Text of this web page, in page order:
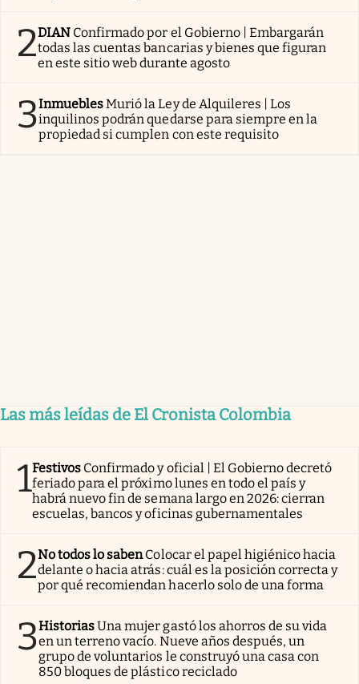
2DIAN Confirmado por el Gobierno | Embargarán
todas las cuentas bancarias y bienes que figuran
en este sitio web durante agosto
3InmueblesMurió la Ley de Alquileres | Los
inquilinos podrán quedarse para siempre en la
propiedad si cumplen con este requisito
Las más leídas de El Cronista Colombia
1Festivos Confirmado y oficial | El Gobierno decretó
feriado para el próximo lunes en todo el país y
habrá nuevo fin de semana largo en 2026: cierran
escuelas, bancos y oficinas gubernamentales
2No todos lo sabenColocar el papel higiénico hacia
delante o hacia atrás: cuál es la posición correcta y
por qué recomiendan hacerlo solo de una forma
3HistoriasUna mujer gastó los ahorros de su vida
en un terreno vacío. Nueve años después, un
grupo de voluntarios le construyó una casa con
850 bloques de plástico reciclado